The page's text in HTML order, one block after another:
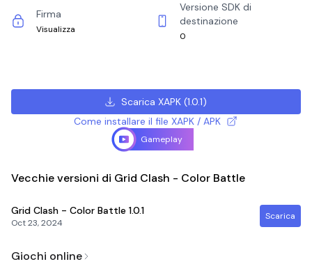
Firma
Visualizza
Versione SDK di
destinazione
0
Scarica XAPK (1.0.1)
Come installare il file XAPK / APK
Gameplay
Vecchie versioni di Grid Clash - Color Battle
Grid Clash - Color Battle 1.0.1
Oct 23, 2024
Scarica
Giochi online